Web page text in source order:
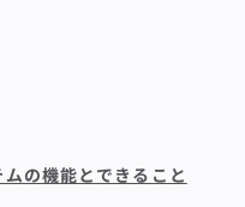
の機能とできること